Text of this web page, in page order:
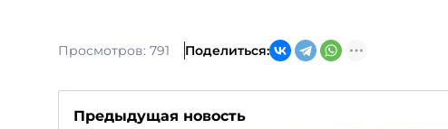
Просмотров: 791 Поделиться:
Предыдущая новость